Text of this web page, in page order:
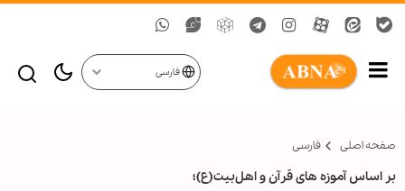
فارسی
صفحه اصلی فارسی
بر اساس آموزه های قرآن و اهل‌بیت(ع)؛